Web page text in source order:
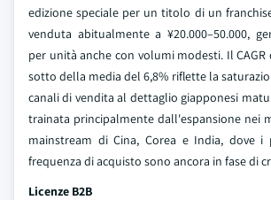
edizione speciale per un titolo di un
venduta abitualmente a ¥20.000–50.000,
per unità anche con volumi modesti. Il
sotto della media del 6,8% riflette la
canali di vendita al dettaglio giapponesi
trainata principalmente dall'espansione nei
mainstream di Cina, Corea e India, dove
frequenza di acquisto sono ancora in fase di
Licenze B2B